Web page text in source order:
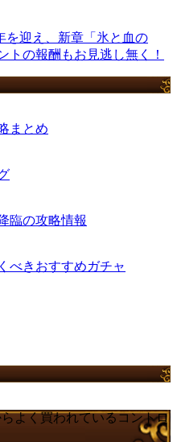
を迎え、新章「氷と血の
トの報酬もお見逃し無く！
まとめ
臨の攻略情報
べきおすすめガチャ
よく買われているコントロ